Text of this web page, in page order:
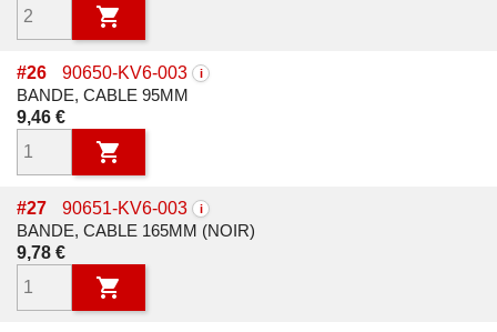

#26 90650-KV6-003 i
BANDE, CABLE 95MM
Prix
9,46 €

#27 90651-KV6-003 i
BANDE, CABLE 165MM (NOIR)
Prix
9,78 €
